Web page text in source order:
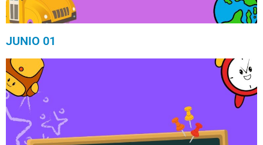
JUNIO 01